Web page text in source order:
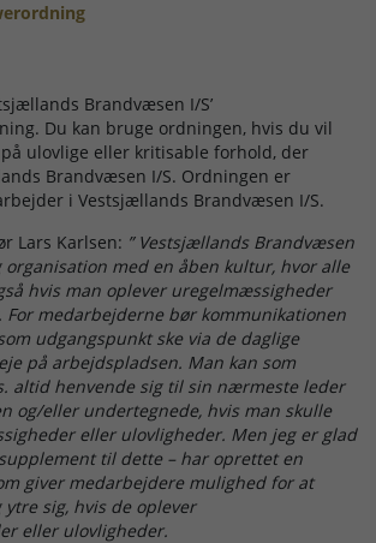
af alarmer
Brandvæsen I/S’
Du kan bruge ordningen, hvis du vil
ulovlige eller kritisable forhold, der
Brandvæsen I/S. Ordningen er
i Vestsjællands Brandvæsen I/S.
Lars Karlsen: ” Vestsjællands Brandvæsen
organisation med en åben kultur, hvor alle
hvis man oplever uregelmæssigheder
medarbejderne bør kommunikationen
udgangspunkt ske via de daglige
på arbejdspladsen. Man kan som
altid henvende sig til sin nærmeste leder
og/eller undertegnede, hvis man skulle
eller ulovligheder. Men jeg er glad
til dette – har oprettet en
giver medarbejdere mulighed for at
sig, hvis de oplever
eller ulovligheder.